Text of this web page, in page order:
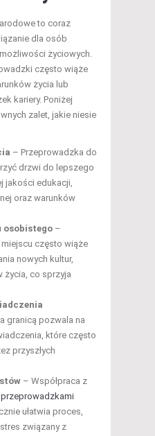
to coraz
dla osób
życiowych.
często wiąże
życia lub
kariery. Poniżej
zalet, jakie niesie
– Przeprowadzka do
drzwi do lepszego
jakości edukacji,
oraz warunków
osobistego –
często wiąże
nowych kultur,
co sprzyja
granicą pozwala na
które często
przyszłych
– Współpraca z
przeprowadzkami
ułatwia proces,
związany z